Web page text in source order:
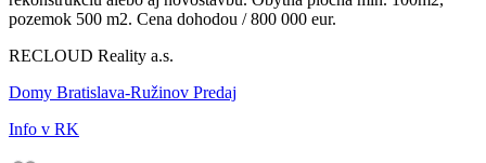
pozemok 500 m2. Cena dohodou / 800 000 eur.
RECLOUD Reality a.s.
Domy Bratislava-Ružinov Predaj
Info v RK